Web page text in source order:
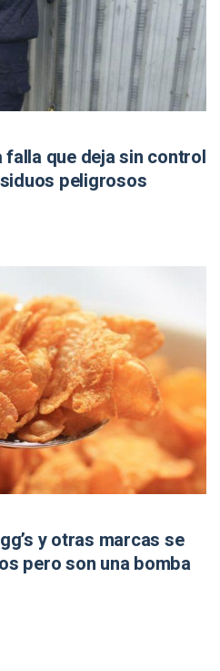
que deja sin control
peligrosos
y otras marcas se
pero son una bomba